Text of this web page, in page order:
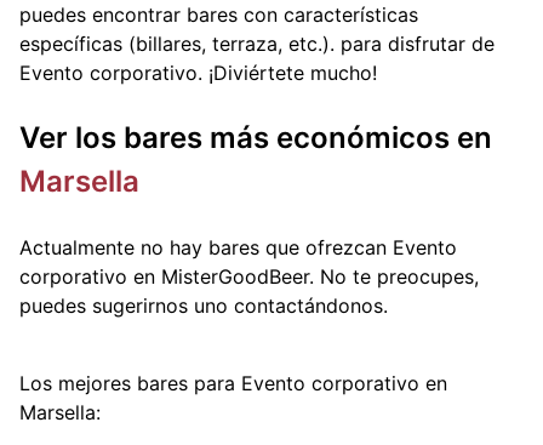
puedes encontrar bares con características
específicas (billares, terraza, etc.). para disfrutar de
Evento corporativo. ¡Diviértete mucho!
Ver los bares más económicos en
Marsella
Actualmente no hay bares que ofrezcan Evento
corporativo en MisterGoodBeer. No te preocupes,
puedes sugerirnos uno contactándonos.
Los mejores bares para Evento corporativo en
Marsella: